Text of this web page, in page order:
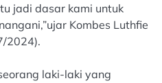
jadi dasar kami untuk
Kombes Luthfie
2024).
laki-laki yang